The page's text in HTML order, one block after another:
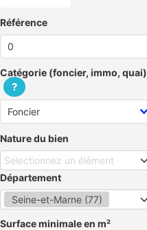
Référence
Catégorie (foncier, immo, quai)
?
Nature du bien
Sélectionnez un élément
Département
Seine-et-Marne (77)
Surface minimale en m²